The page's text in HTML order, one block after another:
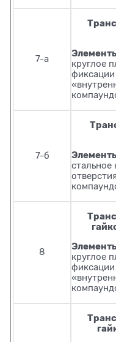
7-а
круглое
фиксации
7-б
8
круглое
фиксации